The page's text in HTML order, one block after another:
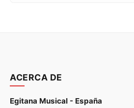
ACERCA DE
Egitana Musical - España